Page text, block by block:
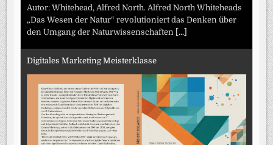
Autor: Whitehead, Alfred North. Alfred North Whiteheads
„Das Wesen der Natur“ revolutioniert das Denken über
den Umgang der Naturwissenschaften [...]
Digitales Marketing Meisterklasse